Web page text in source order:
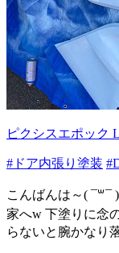
ピクシスエポック
#ドア内張り塗装
こんばんは～(
家へw 下塗りに念
らないと腕かなり